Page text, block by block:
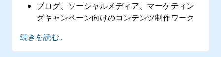
ブログ、ソーシャルメディア、マーケティン
グキャンペーン向けのコンテンツ制作ワーク
既存のコンテンツ管理システムにAIツールを
統合する。
続きを読む...